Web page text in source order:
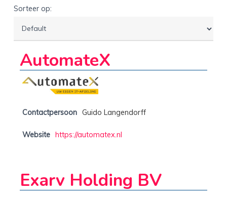
Sorteer op:
AutomateX
Contactpersoon Guido Langendorff
Website https://automatex.nl
Exarv Holding BV